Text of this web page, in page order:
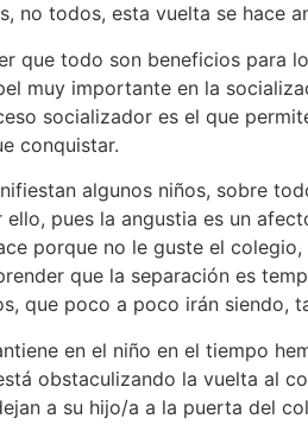
no todos, esta vuelta se hace
que todo son beneficios para
muy importante en la
socializador es el que
conquistar.
algunos niños, sobre
pues la angustia es un
porque no le guste el
que la separación es
que poco a poco irán siendo,
en el niño en el tiempo
obstaculizando la vuelta al
a su hijo/a a la puerta del